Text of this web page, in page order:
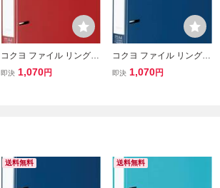
コクヨ ファイル リングフ
ァイル NEOS A4 220枚収
即決 1,070円
コクヨ ファイル リングフ
ァイル NEOS A4 220枚収
即決 1,070円
送料無料 送料無料